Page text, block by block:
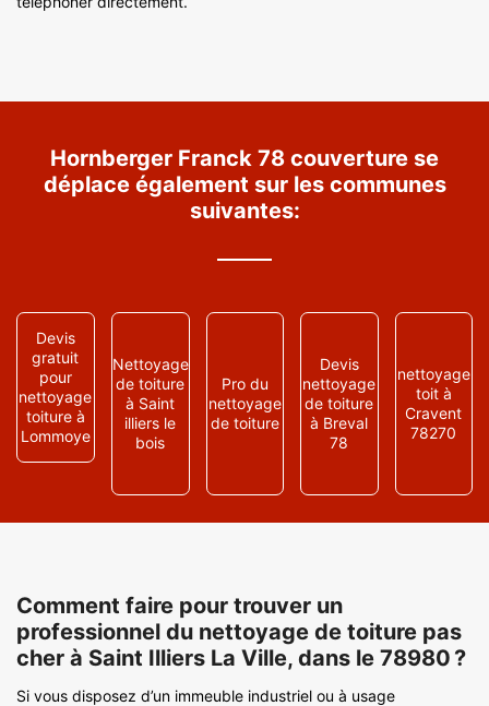
Hornberger Franck 78 couverture se
déplace également sur les communes
suivantes:
Devis
gratuit
pour
nettoyage
toiture à
Lommoye
Nettoyage
de toiture
à Saint
illiers le
bois
Pro du
nettoyage
de toiture
Devis
nettoyage
de toiture
à Breval
78
nettoyage
toit à
Cravent
78270
Comment faire pour trouver un
professionnel du nettoyage de toiture pas
cher à Saint Illiers La Ville, dans le 78980 ?
Si vous disposez d’un immeuble industriel ou à usage